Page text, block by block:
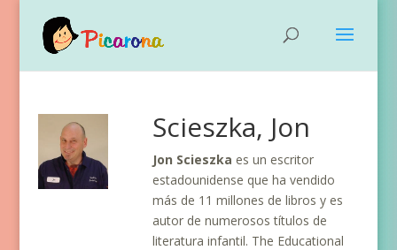
Scieszka, Jon
Jon Scieszka es un escritor
estadounidense que ha vendido
más de 11 millones de libros y es
autor de numerosos títulos de
literatura infantil. The Educational